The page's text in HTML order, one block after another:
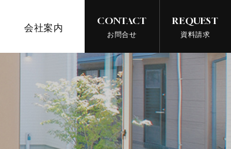
会社案内
CONTACT
お問合せ
REQUEST
資料請求